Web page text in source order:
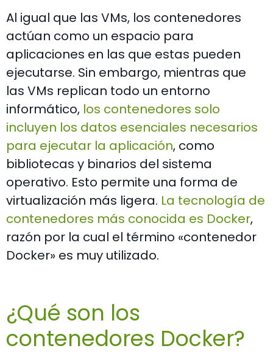
Al igual que las VMs, los contenedores
actúan como un espacio para
aplicaciones en las que estas pueden
ejecutarse. Sin embargo, mientras que
las VMs replican todo un entorno
informático, los contenedores solo
incluyen los datos esenciales necesarios
para ejecutar la aplicación, como
bibliotecas y binarios del sistema
operativo. Esto permite una forma de
virtualización más ligera. La tecnología de
contenedores más conocida es Docker,
razón por la cual el término «contenedor
Docker» es muy utilizado.
¿Qué son los
contenedores Docker?